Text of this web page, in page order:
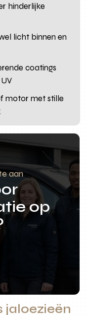
hinderlijke
licht binnen en
coatings
motor met stille
aan
op
jaloezieën